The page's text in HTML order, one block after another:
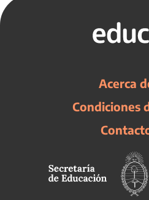
Acerca
Condiciones